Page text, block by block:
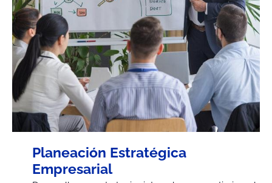
Planeación Estratégica
Empresarial